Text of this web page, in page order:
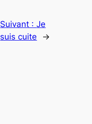
Suivant :Je
suis cuite
→